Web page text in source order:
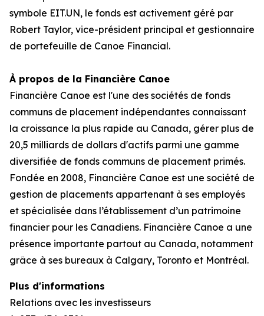
symbole EIT.UN, le fonds est activement géré par
Robert Taylor, vice-président principal et gestionnaire
de portefeuille de Canoe Financial.
À propos de la Financière Canoe
Financière Canoe est l'une des sociétés de fonds
communs de placement indépendantes connaissant
la croissance la plus rapide au Canada, gérer plus de
20,5 milliards de dollars d'actifs parmi une gamme
diversifiée de fonds communs de placement primés.
Fondée en 2008, Financière Canoe est une société de
gestion de placements appartenant à ses employés
et spécialisée dans l’établissement d’un patrimoine
financier pour les Canadiens. Financière Canoe a une
présence importante partout au Canada, notamment
grâce à ses bureaux à Calgary, Toronto et Montréal.
Plus d'informations
Relations avec les investisseurs